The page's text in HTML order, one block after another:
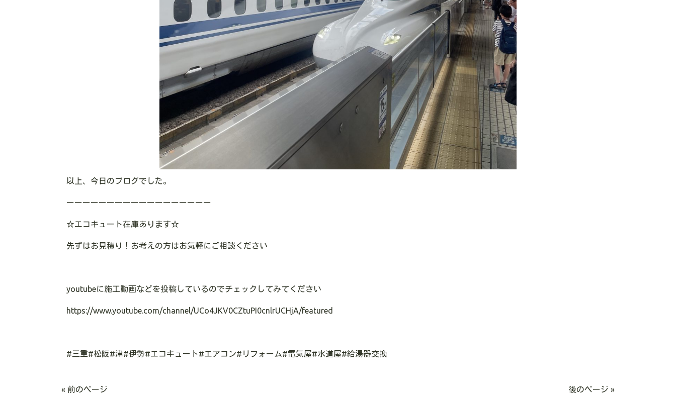
以上、今日のブログでした。
ーーーーーーーーーーーーーーーーーー
☆エコキュート在庫あります☆
先ずはお見積り！お考えの方はお気軽にご相談ください
youtubeに施工動画などを投稿しているのでチェックしてみてください
https://www.youtube.com/channel/UCo4JKV0CZtuPI0cnlrUCHjA/featured
#三重#松阪#津#伊勢#エコキュート#エアコン# リフォーム#電気屋#水道屋#給湯器交換
« 前のページ 後のページ »